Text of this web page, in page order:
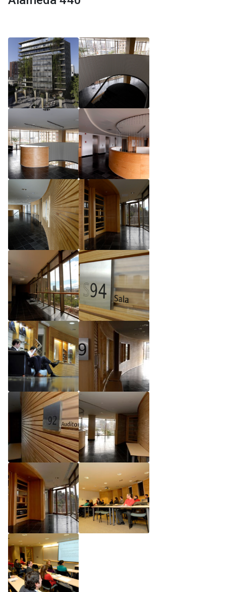
Reglamento de Magíster, Pontificia Universidad
Universidad Católica de Chile
Reglamento de Magíster, Pontificia Universidad
Católica de Chile LLM UC 2025
Reglamento de Seminarios de Graduación
Programa de Magíster en Derecho, LLM 2025